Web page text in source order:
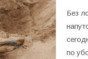
Без
по